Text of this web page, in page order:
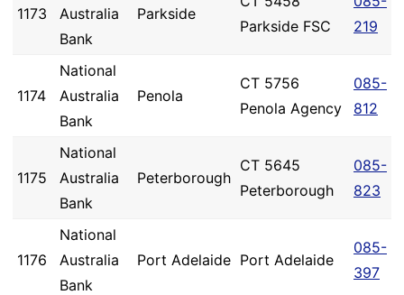
1173
Australia
Bank
Parkside
Parkside FSC
219
1174
National
Australia
Bank
Penola
CT 5756
Penola Agency
085-
812
1175
National
Australia
Bank
Peterborough
CT 5645
Peterborough
085-
823
1176
National
Australia
Bank
Port Adelaide Port Adelaide
085-
397